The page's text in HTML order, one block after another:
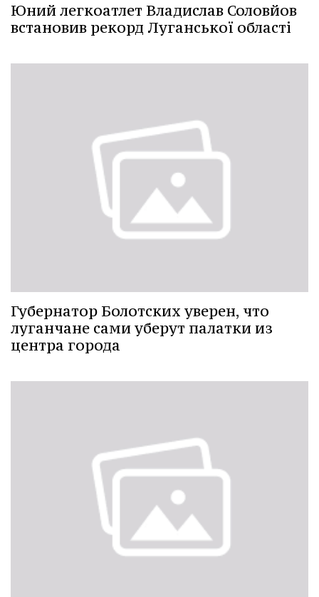
Юний легкоатлет Владислав Соловйов
встановив рекорд Луганської області
Губернатор Болотских уверен, что
луганчане сами уберут палатки из
центра города